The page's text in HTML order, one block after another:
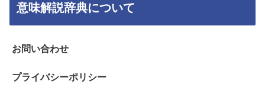
意味解説辞典について
お問い合わせ
プライバシーポリシー